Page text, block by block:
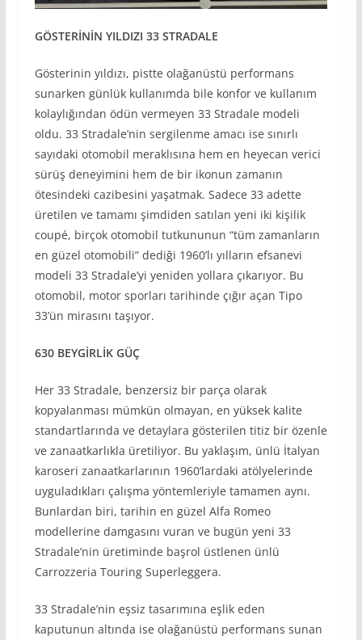
GÖSTERİNİN YILDIZI 33 STRADALE
Gösterinin yıldızı, pistte olağanüstü performans
sunarken günlük kullanımda bile konfor ve kullanım
kolaylığından ödün vermeyen 33 Stradale modeli
oldu. 33 Stradale’nin sergilenme amacı ise sınırlı
sayıdaki otomobil meraklısına hem en heyecan verici
sürüş deneyimini hem de bir ikonun zamanın
ötesindeki cazibesini yaşatmak. Sadece 33 adette
üretilen ve tamamı şimdiden satılan yeni iki kişilik
coupé, birçok otomobil tutkununun “tüm zamanların
en güzel otomobili” dediği 1960’lı yılların efsanevi
modeli 33 Stradale’yi yeniden yollara çıkarıyor. Bu
otomobil, motor sporları tarihinde çığır açan Tipo
33’ün mirasını taşıyor.
630 BEYGİRLİK GÜÇ
Her 33 Stradale, benzersiz bir parça olarak
kopyalanması mümkün olmayan, en yüksek kalite
standartlarında ve detaylara gösterilen titiz bir özenle
ve zanaatkarlıkla üretiliyor. Bu yaklaşım, ünlü İtalyan
karoseri zanaatkarlarının 1960’lardaki atölyelerinde
uyguladıkları çalışma yöntemleriyle tamamen aynı.
Bunlardan biri, tarihin en güzel Alfa Romeo
modellerine damgasını vuran ve bugün yeni 33
Stradale’nin üretiminde başrol üstlenen ünlü
Carrozzeria Touring Superleggera.
33 Stradale’nin eşsiz tasarımına eşlik eden
kaputunun altında ise olağanüstü performans sunan